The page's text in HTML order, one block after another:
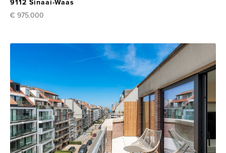
9112 Sinaai-Waas
€ 975.000